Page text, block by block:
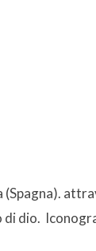
(Spagna).
di dio.